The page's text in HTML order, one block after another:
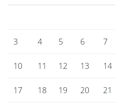
3 4 5 6 7
10 11 12 13 14
17 18 19 20 21